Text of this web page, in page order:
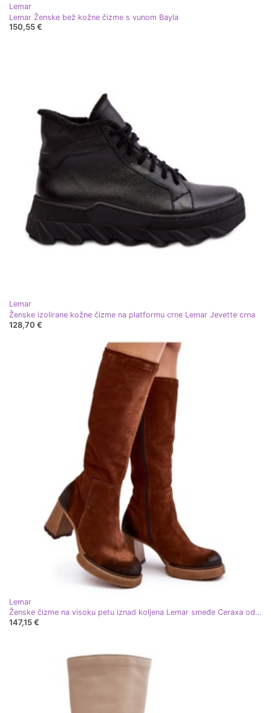
Lemar
Lemar Ženske bež kožne čizme s vunom Bayla
150,55 €
Lemar
Ženske izolirane kožne čizme na platformu crne Lemar Jevette crna
128,70 €
Lemar
Ženske čizme na visoku petu iznad koljena Lemar smeđe Ceraxa od brušene kože smeđa
147,15 €